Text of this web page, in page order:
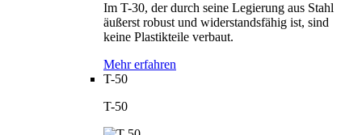
Im T-30, der durch seine Legierung aus Stahl
äußerst robust und widerstandsfähig ist, sind
keine Plastikteile verbaut.
Mehr erfahren
T-50
T-50